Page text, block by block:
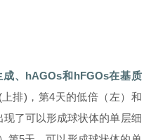
、 hAGOs和hFGOs在基质
(上排)，第4天的低倍（左）和
了可以形成球状体的单层细